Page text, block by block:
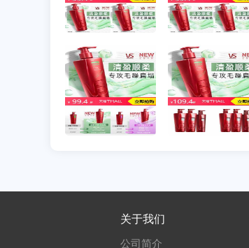
关于我们
公司简介